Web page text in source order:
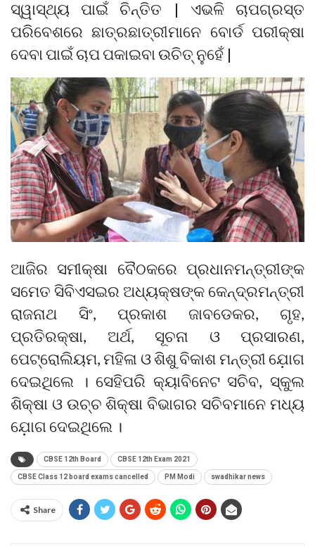
ସ୍ୱାସ୍ଥ୍ୟ ପାଇଁ ଚିନ୍ତିତ | ଏଭଳି ଚାପଗ୍ରସ୍ତ
ପରିବେଶରେ ଛାତ୍ରଛାତ୍ରୀମାନେ ବୋର୍ଡ ପରୀକ୍ଷା
ଦେବା ପାଇଁ ଚାପ ପକାଇବା ଉଚିତ୍ ନୁହେଁ |
ଆଜିର ସମୀକ୍ଷା ବୈଠକରେ ପ୍ରଧାନମନ୍ତ୍ରୀଙ୍କ
ସମେତ ସିବିଏସଇର ଅଧ୍ୟକ୍ଷଙ୍କ କେନ୍ଦ୍ରମନ୍ତ୍ରୀ
ରାଜନାଥ ସିଂ, ପ୍ରକାଶ ଜାବଡେକର, ଗୃହ,
ପ୍ରତିରକ୍ଷା, ଅର୍ଥ, ସୂଚନା ଓ ପ୍ରସାରଣ,
ପେଟ୍ରୋଲିୟମ, ମହିଳା ଓ ଶିଶୁ ବିକାଶ ମନ୍ତ୍ରୀ ଯ଼ୋଗ
ଦେଇଥିଲେ । ସେହିପରି କ୍ୟାବିନେଟ ସଚିବ, ସ୍କୁଲ
ଶିକ୍ଷା ଓ ଉଚ୍ଚ ଶିକ୍ଷା ବିଭାଗର ସଚିବମାନେ ମଧ୍ୟ
ଯ଼ୋଗ ଦେଇଥିଲେ ।
CBSE 12th Board CBSE 12th Exam 2021
CBSE Class 12 board exams cancelled PM Modi swadhikar news
Share